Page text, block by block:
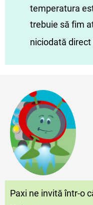
temperatura
trebuie să fim
niciodată direct
Paxi ne invită într-o